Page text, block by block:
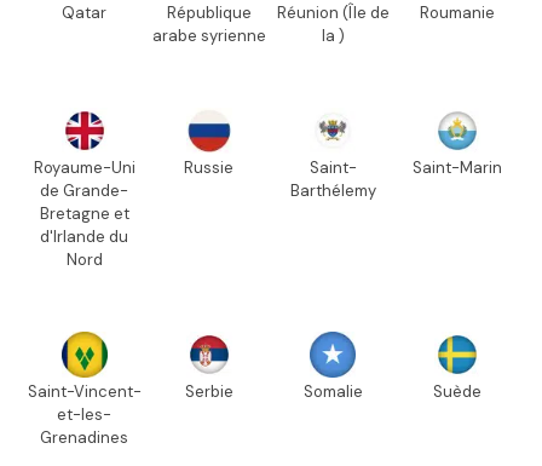
Qatar
République
arabe syrienne
Réunion (Île de
la )
Roumanie
Royaume-Uni
de Grande-
Bretagne et
d'Irlande du
Nord
Russie
Saint-
Barthélemy
Saint-Marin
Saint-Vincent-
et-les-
Grenadines
Serbie Somalie Suède